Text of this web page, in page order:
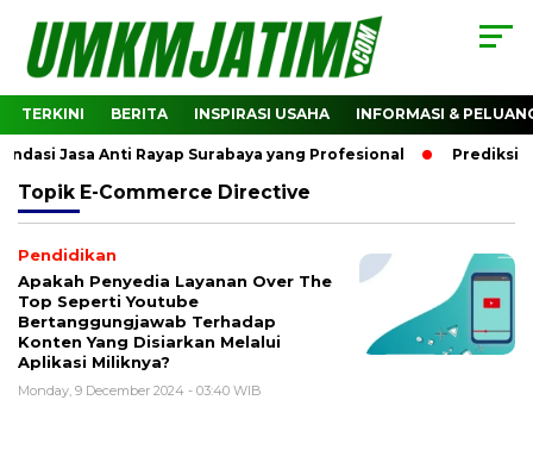
TERKINI BERITA INSPIRASI USAHA INFORMASI &
Jasa Anti Rayap Surabaya yang Profesional Prediksi
Topik E-Commerce Directive
Pendidikan
Apakah Penyedia Layanan Over The
Top Seperti Youtube
Bertanggungjawab Terhadap
Konten Yang Disiarkan Melalui
Aplikasi Miliknya?
Monday, 9 December 2024 - 03:40 WIB